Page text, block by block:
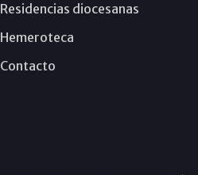
Residencias diocesanas
Hemeroteca
Contacto